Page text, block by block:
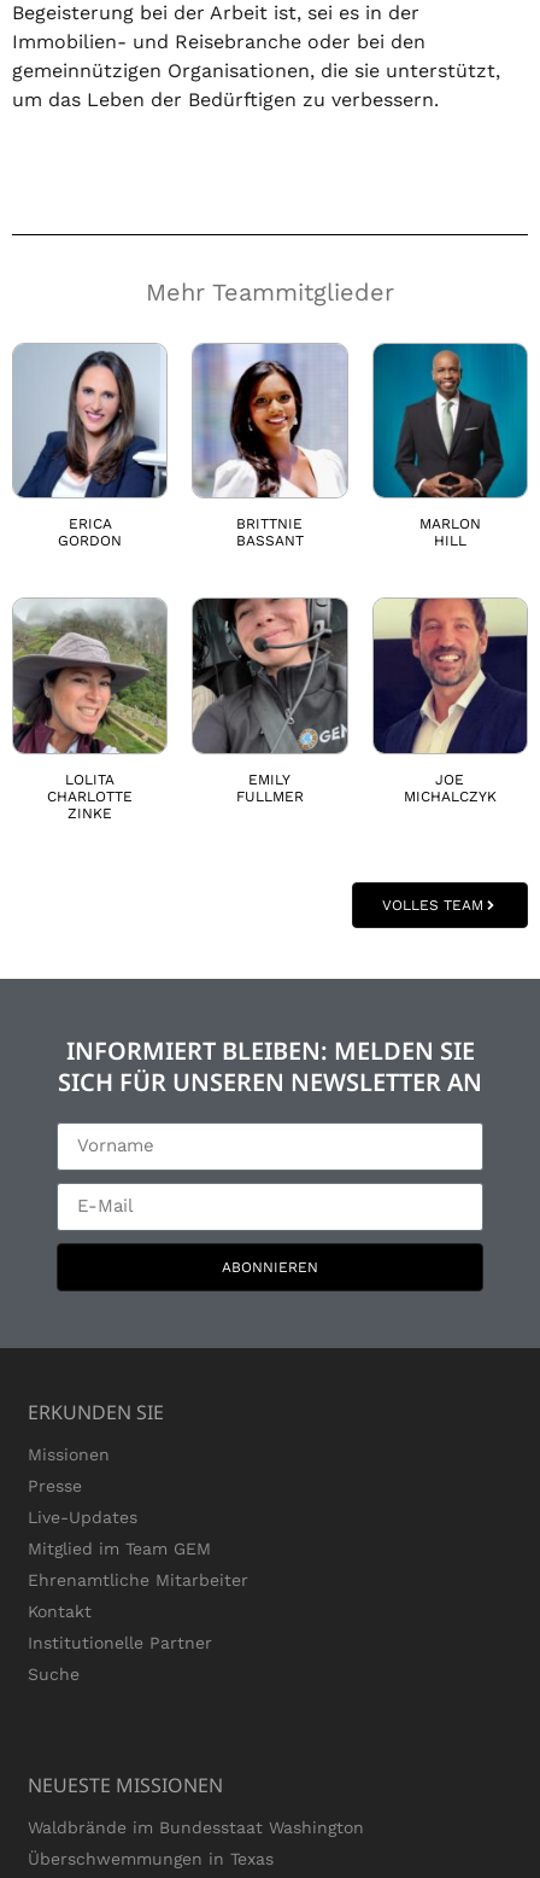
Begeisterung bei der Arbeit ist, sei es in der
Immobilien- und Reisebranche oder bei den
gemeinnützigen Organisationen, die sie unterstützt,
um das Leben der Bedürftigen zu verbessern.
Mehr Teammitglieder
ERICA
GORDON
BRITTNIE
BASSANT
MARLON
HILL
LOLITA
CHARLOTTE
ZINKE
EMILY
FULLMER
JOE
MICHALCZYK
VOLLES TEAM
INFORMIERT BLEIBEN: MELDEN SIE
SICH FÜR UNSEREN NEWSLETTER AN
ABONNIEREN
ERKUNDEN SIE
Missionen
Presse
Live-Updates
Mitglied im Team GEM
Ehrenamtliche Mitarbeiter
Kontakt
Institutionelle Partner
Suche
NEUESTE MISSIONEN
Waldbrände im Bundesstaat Washington
Überschwemmungen in Texas